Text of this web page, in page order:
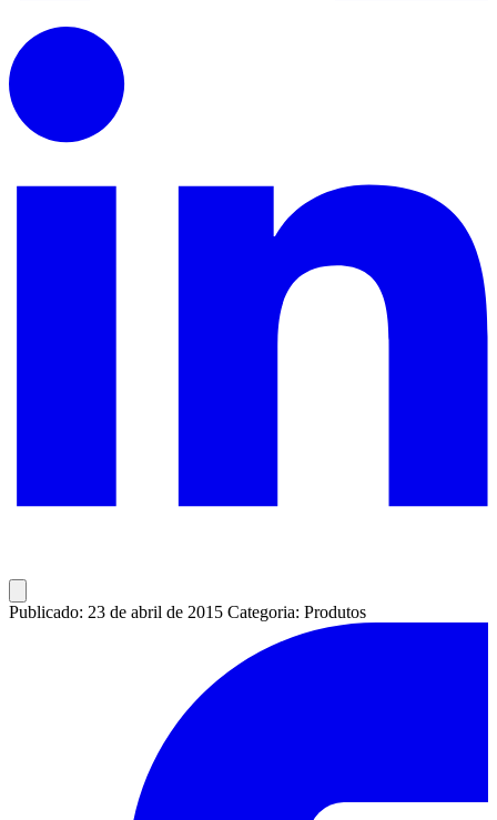
Publicado: 23 de abril de 2015 Categoria: Produtos